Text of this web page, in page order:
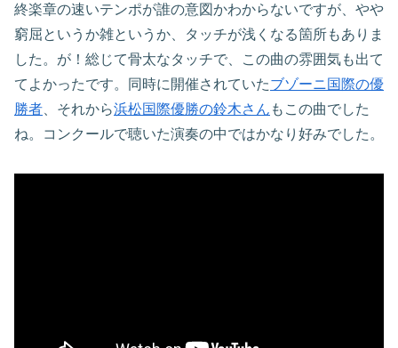
終楽章の速いテンポが誰の意図かわからないですが、やや
窮屈というか雑というか、タッチが浅くなる箇所もありま
した。が！総じて骨太なタッチで、この曲の雰囲気も出て
てよかったです。同時に開催されていたブゾーニ国際の優
勝者 、それから浜松国際優勝の鈴木さん もこの曲でした
ね。コンクールで聴いた演奏の中ではかなり好みでした。